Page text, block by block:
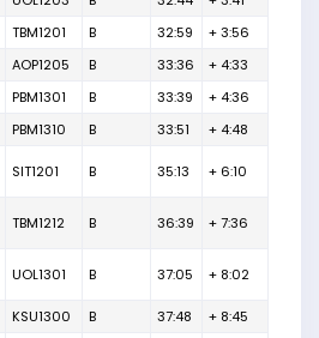
TBM1201 B 32:59
+ 3:56
AOP1205 B 33:36
+ 4:33
PBM1301 B 33:39
+ 4:36
PBM1310 B 33:51 + 4:48
SIT1201 B 35:13 + 6:10
TBM1212 B 36:39 + 7:36
UOL1301 B 37:05 + 8:02
KSU1300 B 37:48 + 8:45